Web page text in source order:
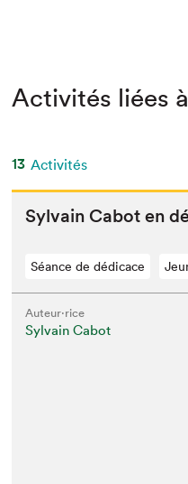
Activités liées
13 Activités
Syl­vain Cabot en
Séance de dédicace
Auteur·rice
Sylvain Cabot